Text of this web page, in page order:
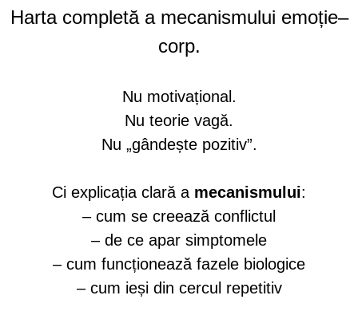
Harta completă a mecanismului emoție–
corp.
Nu motivațional.
Nu teorie vagă.
Nu „gândește pozitiv”.
Ci explicația clară a mecanismului:
– cum se creează conflictul
– de ce apar simptomele
– cum funcționează fazele biologice
– cum ieși din cercul repetitiv